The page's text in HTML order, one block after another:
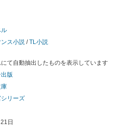
ル
ス小説 /TL小説
て自動抽出したものを表示しています
版
リーズ
日